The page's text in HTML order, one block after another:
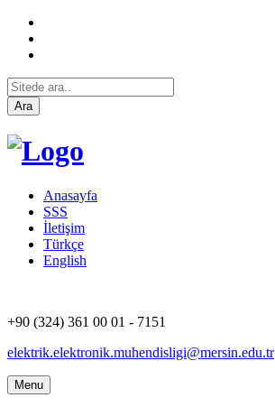
Ara
Anasayfa
SSS
İletişim
Türkçe
English
+90 (324) 361 00 01 - 7151
elektrik.elektronik.muhendisligi@mersin.edu.tr
Menu